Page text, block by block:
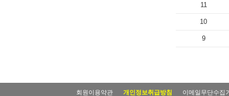
11
10
9
회원이용약관 개인정보취급방침 이메일무단수집